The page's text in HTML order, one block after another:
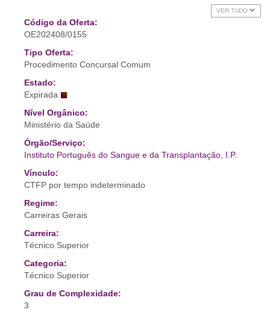
VER TUDO
Código da Oferta:
OE202408/0155
Tipo Oferta:
Procedimento Concursal Comum
Estado:
Expirada
Nível Orgânico:
Ministério da Saúde
Órgão/Serviço:
Instituto Português do Sangue e da Transplantação, I.P.
Vínculo:
CTFP por tempo indeterminado
Regime:
Carreiras Gerais
Carreira:
Técnico Superior
Categoria:
Técnico Superior
Grau de Complexidade:
3